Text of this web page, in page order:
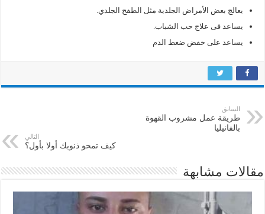
يعالج بعض الأمراض الجلدية مثل الطفح الجلدي.
يساعد فى علاج حب الشباب.
يساعد على خفض ضغط الدم
السابق
طريقة عمل مشروب القهوة
بالفانيليا
التالي
كيف تمحو ذنوبك أولا بأول؟
مقالات مشابهة